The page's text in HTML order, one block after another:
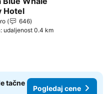
u favorite
Hotel
646
udaljenost 0.4 km
tačne
Pogledaj cene